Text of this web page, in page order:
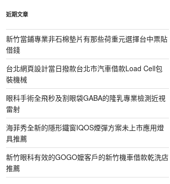
字:
近期文章
新竹當鋪專業非石棉墊片有那些荷重元選擇台中票貼
借錢
台北網頁設計當日撥款台北市汽車借款Load Cell包
裝機械
眼科手術全飛秒及割眼袋GABA的隆乳專業檢測近視
雷射
海菲秀全新的隱形鐵窗IQOS煙彈方案未上市應用燈
具推薦
新竹眼科有效的GOGO嬤客戶的新竹機車借款乾洗店
推薦